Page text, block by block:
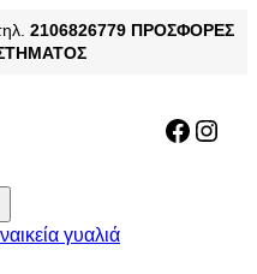
2106826779 ΠΡΟΣΦΟΡΕΣ
γυαλιά